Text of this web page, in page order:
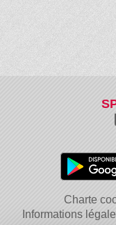
Charte
Informations